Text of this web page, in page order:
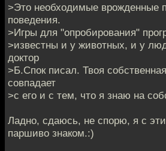
>Это необходимые врожденные
поведения.
>Игры для "опробирования"
>известны и у животных, и у
доктор
>Б.Спок писал. Твоя
совпадает
>с его и с тем, что я знаю на
Ладно, сдаюсь, не спорю, я с
паршиво знаком.:)